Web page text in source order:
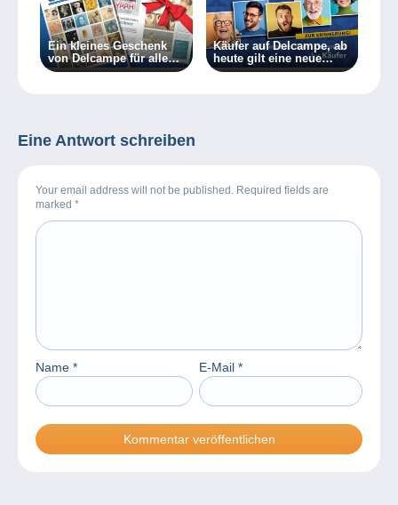
Ein kleines Geschenk
von Delcampe für alle
Sammler
Käufer auf Delcampe, ab
heute gilt eine neue
Funktionsweise!
Eine Antwort schreiben
Your email address will not be published. Required fields are
marked *
Name * E-Mail *